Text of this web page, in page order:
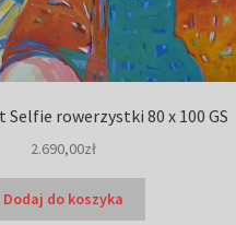
rowerzystki 80 x 100 GS
2.690,00zł
Dodaj do koszyka